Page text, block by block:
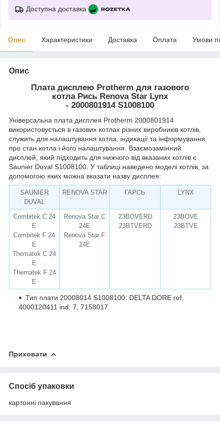
Доступна доставка
Опис Характеристики Доставка Оплата Умови
Опис
Плата дисплею Protherm для газового
котла Рись Renova Star Lynx
- 2000801914 S1008100
Універсальна плата дисплея Protherm 2000801914
використовується в газових котлах різних виробників котлів,
служить для налаштування котла, індикації та інформування
про стан котла і його налаштування. Взаємозамінний
дисплей, який підходить для нижчого від вказаних котлів є
Saunier Duval S1008100. У таблиці наведено моделі котлів, за
допомогою яких можна вказати назву дисплея:
SAUNIER
DUVAL
RENOVA STAR ГАРСЬ LYNX
Combitek C 24
E
Combitek F 24
E
Thematek C 24
E
Thematek F 24
E
Renova Star C
24E
Renova Star F
24E
23BOVERD
23BTVERD
23BOVE
23BTVE
Тип плати 20008014 S1008100: DELTA DORE ref.
4000120411 ind. 7, 7158017.
Приховати
Спосіб упаковки
картонні пакування